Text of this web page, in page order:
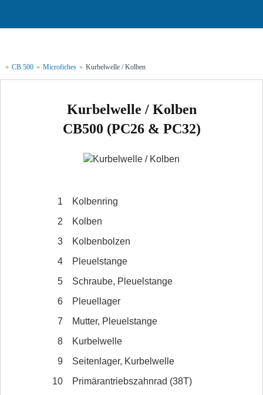
» CB 500 » Microfiches » Kurbelwelle / Kolben
Kurbelwelle / Kolben
CB500 (PC26 & PC32)
1
Kolbenring
2
Kolben
3
Kolbenbolzen
4
Pleuelstange
5
Schraube, Pleuelstange
6
Pleuellager
7
Mutter, Pleuelstange
8
Kurbelwelle
9
Seitenlager, Kurbelwelle
10
Primärantriebszahnrad (38T)